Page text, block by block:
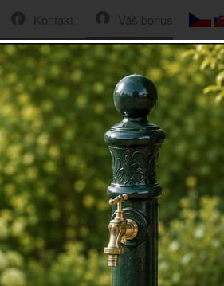
Váš bonus
Kontakt
HLEDAT
7,7x1,1x11,8 cm
na dům 7 litina
na dům7 litina 7,7x1,1x11,8 cm
má již od doby Marie Terezie. Do
čísla, která jsou v dané části